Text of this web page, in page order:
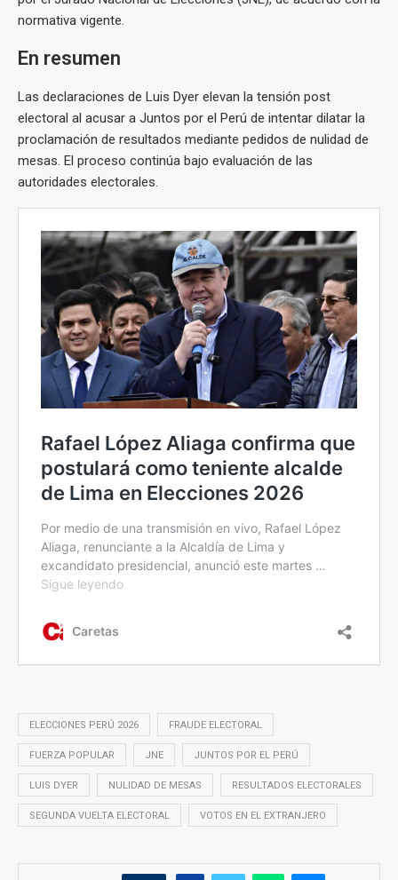
normativa vigente.
En resumen
Las declaraciones de Luis Dyer elevan la tensión post
electoral al acusar a Juntos por el Perú de intentar dilatar la
proclamación de resultados mediante pedidos de nulidad de
mesas. El proceso continúa bajo evaluación de las
autoridades electorales.
ELECCIONES PERÚ 2026 FRAUDE ELECTORAL
FUERZA POPULAR JNE JUNTOS POR EL PERÚ
LUIS DYER NULIDAD DE MESAS RESULTADOS ELECTORALES
SEGUNDA VUELTA ELECTORAL VOTOS EN EL EXTRANJERO